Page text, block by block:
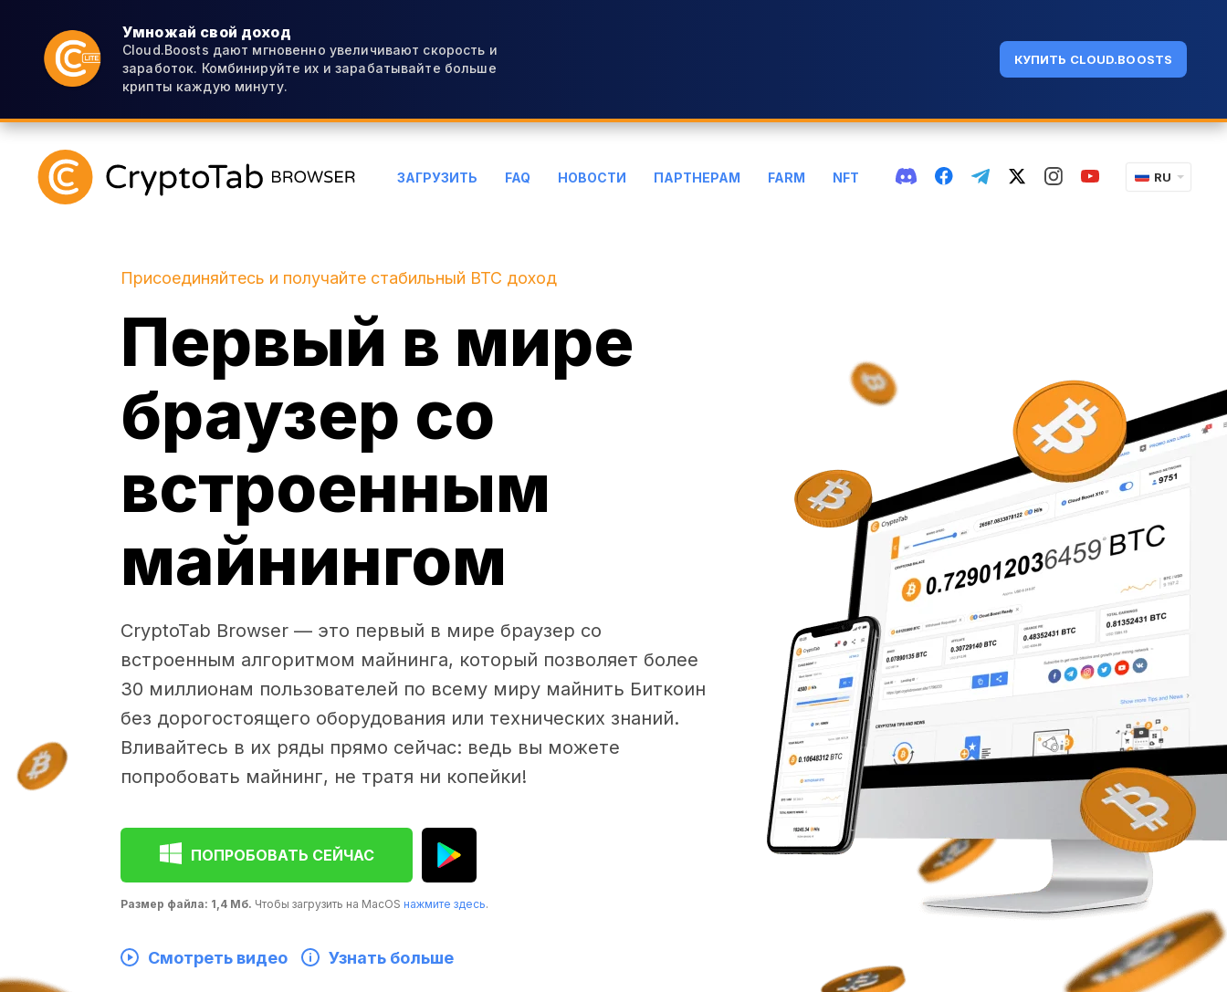
Умножай свой доход
Cloud.Boosts дают мгновенно увеличивают скорость и
заработок. Комбинируйте их и зарабатывайте больше
крипты каждую минуту.
КУПИТЬ CLOUD.BOOSTS
ЗАГРУЗИТЬ FAQ НОВОСТИ ПАРТНЕРАМ FARM NFT RU
Присоединяйтесь и получайте стабильный BTC доход
Первый в мире
браузер со
встроенным
майнингом
CryptoTab Browser — это первый в мире браузер со
встроенным алгоритмом майнинга, который позволяет более
30 миллионам пользователей по всему миру майнить Биткоин
без дорогостоящего оборудования или технических знаний.
Вливайтесь в их ряды прямо сейчас: ведь вы можете
попробовать майнинг, не тратя ни копейки!
ПОПРОБОВАТЬ СЕЙЧАС
Размер файла: 1,4 Мб. Чтобы загрузить на MacOS нажмите здесь.
Смотреть видео Узнать больше